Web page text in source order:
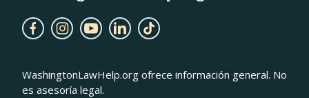
WashingtonLawHelp.org ofrece información general. No
es asesoría legal.